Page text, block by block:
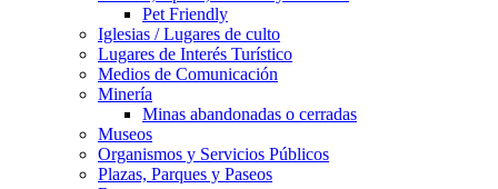
Pet Friendly
Iglesias / Lugares de culto
Lugares de Interés Turístico
Medios de Comunicación
Minería
Minas abandonadas o cerradas
Museos
Organismos y Servicios Públicos
Plazas, Parques y Paseos